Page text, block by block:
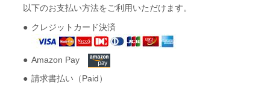
以下のお支払い方法をご利用いただけます。
クレジットカード決済
Amazon Pay
請求書払い（Paid）